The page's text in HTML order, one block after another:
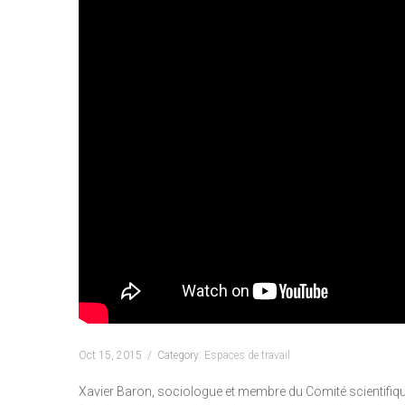
Oct 15, 2015 Category: Espaces de travail
Xavier Baron, sociologue et membre du Comité